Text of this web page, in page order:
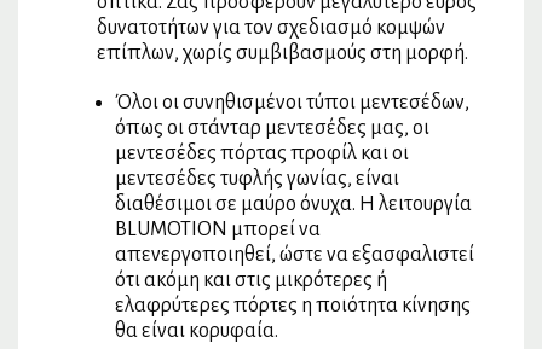
δυνατοτήτων για τον σχεδιασμό κομψών
επίπλων, χωρίς συμβιβασμούς στη μορφή.
Όλοι οι συνηθισμένοι τύποι μεντεσέδων,
όπως οι στάνταρ μεντεσέδες μας, οι
μεντεσέδες πόρτας προφίλ και οι
μεντεσέδες τυφλής γωνίας, είναι
διαθέσιμοι σε μαύρο όνυχα. Η λειτουργία
BLUMOTION μπορεί να
απενεργοποιηθεί, ώστε να εξασφαλιστεί
ότι ακόμη και στις μικρότερες ή
ελαφρύτερες πόρτες η ποιότητα κίνησης
θα είναι κορυφαία.